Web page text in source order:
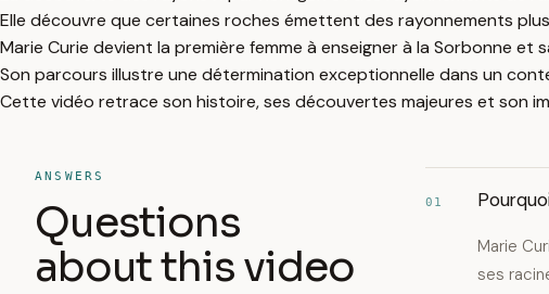
Elle découvre que certaines roches émettent des rayonnements
Marie Curie devient la première femme à enseigner à la Sorbonne et
Son parcours illustre une détermination exceptionnelle dans un
Cette vidéo retrace son histoire, ses découvertes majeures et son
ANSWERS
Questions
about this video
01
Marie
ses